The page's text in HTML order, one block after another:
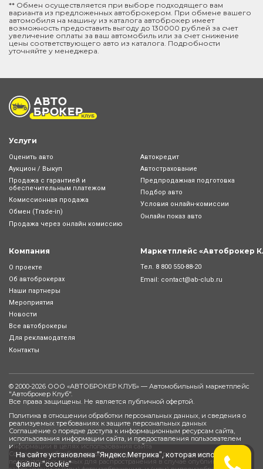
На сайте установлена "Яндекс.Метрика", которая использует
файлы "cookie"
** Обмен осуществляется при выборе подходящего вам
варианта из предложенных автоброкером. При обмене вашего
автомобиля на машину из каталога автоброкер имеет
возможность предоставить выгоду до 130000 рублей за счет
увеличение оплаты за ваш автомобиль или за счет снижение
цены соответствующего авто из каталога. Подробности
уточняйте у менеджера.
Услуги
Оценить авто
Аукцион / Выкуп
Продажа с гарантией и
обеспечительным платежом
Комиссионная продажа
Обмен (Trade-in)
Продажа через онлайн комиссию
Автокредит
Автострахование
Предпродажная подготовка
Подбор авто
Условия онлайн-комиcсии
Онлайн показ авто
Компания
О проекте
Об автоброкерах
Наши партнеры
Мероприятия
Новости
Все автоброкеры
Для рекламодателя
Контакты
Маркетплейс «Автоброкер
Тел. 8 800 550-88-20
Email: contact@ab-club.ru
© 2000-2026 ООО «АВТОБРОКЕР КЛУБ» — Автомобильный маркетплейс
"Автоброкер Клуб".
Все права защищены. Не является публичной офертой.
Политика в отношении обработки персональных данных, и сведения о
реализуемых требованиях к защите персональных данных
Соглашение о порядке доступа к информационным ресурсам сайта,
использования информации сайта, и предоставления пользователем
информации в целях использования сайта
Согласие на обработку персональных данных, разрешенных субъектом
персональных данных для распространения в случае опубликования на